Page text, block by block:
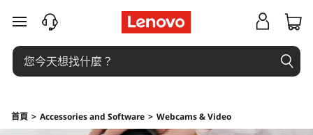
會
議
攝
像
跳至主要內容
首頁 > Accessories and Software > Webcams & Video